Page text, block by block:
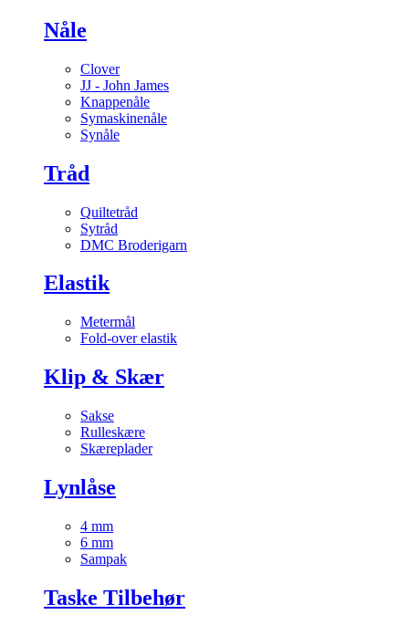
Nåle
Clover
JJ - John James
Knappenåle
Symaskinenåle
Synåle
Tråd
Quiltetråd
Sytråd
DMC Broderigarn
Elastik
Metermål
Fold-over elastik
Klip & Skær
Sakse
Rulleskære
Skæreplader
Lynlåse
4 mm
6 mm
Sampak
Taske Tilbehør